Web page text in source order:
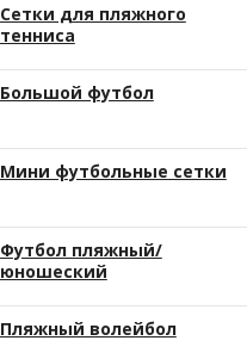
Сетки для пляжного
тенниса
Большой футбол
Мини футбольные сетки
Футбол пляжный/
юношеский
Пляжный волейбол